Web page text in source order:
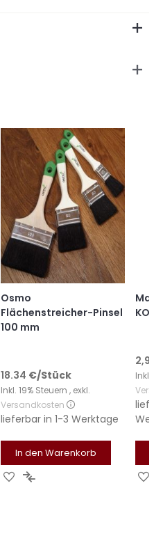
Osmo
Flächenstreicher-Pinsel
100 mm
18.34 €/Stück
Inkl. 19% Steuern , exkl.
Versandkosten
lieferbar in 1-3 Werktage
In den Warenkorb
Zur Zur
2,99
Inkl.